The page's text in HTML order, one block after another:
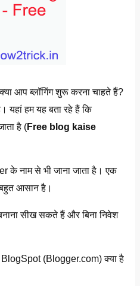
आप ब्लॉगिंग शुरू करना चाहते हैं?
यहां हम यह बता रहे हैं कि
है (Free b log kaise
के नाम से भी जाना जाता है। एक
आसान है।
सीख सकते हैं और बिना निवेश
BlogSpot (Blogger.com) क्या है